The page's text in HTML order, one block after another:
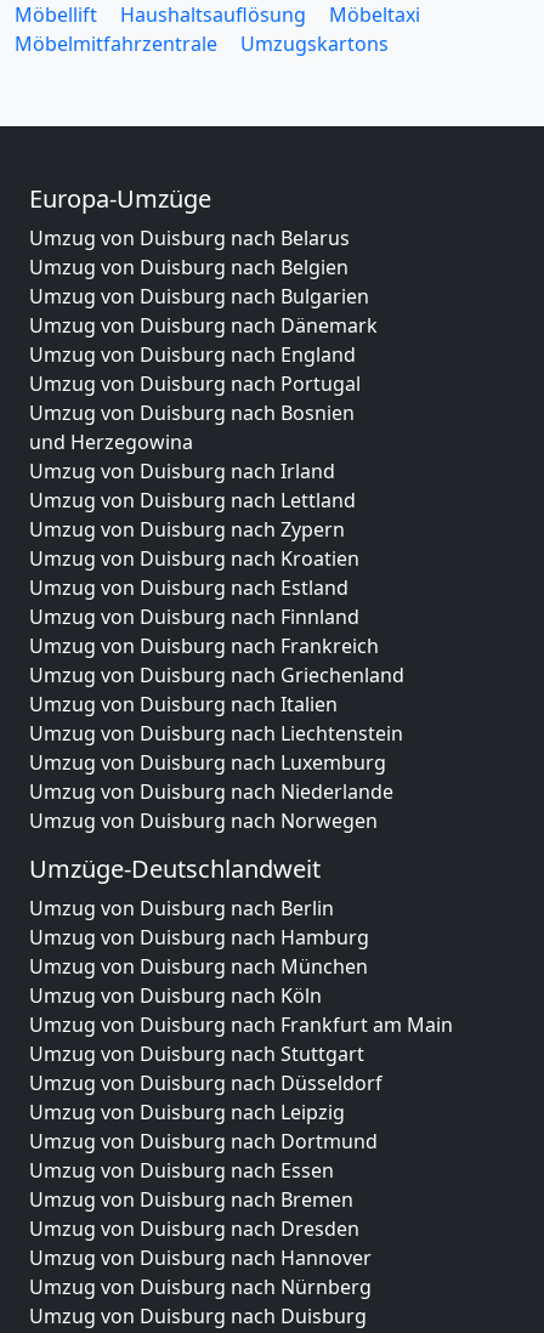
Möbellift
Haushaltsauflösung
Möbeltaxi
Möbelmitfahrzentrale
Umzugskartons
Europa-Umzüge
Umzug von Duisburg nach Belarus
Umzug von Duisburg nach Belgien
Umzug von Duisburg nach Bulgarien
Umzug von Duisburg nach Dänemark
Umzug von Duisburg nach England
Umzug von Duisburg nach Portugal
Umzug von Duisburg nach Bosnien
und Herzegowina
Umzug von Duisburg nach Irland
Umzug von Duisburg nach Lettland
Umzug von Duisburg nach Zypern
Umzug von Duisburg nach Kroatien
Umzug von Duisburg nach Estland
Umzug von Duisburg nach Finnland
Umzug von Duisburg nach Frankreich
Umzug von Duisburg nach Griechenland
Umzug von Duisburg nach Italien
Umzug von Duisburg nach Liechtenstein
Umzug von Duisburg nach Luxemburg
Umzug von Duisburg nach Niederlande
Umzug von Duisburg nach Norwegen
Umzüge-Deutschlandweit
Umzug von Duisburg nach Berlin
Umzug von Duisburg nach Hamburg
Umzug von Duisburg nach München
Umzug von Duisburg nach Köln
Umzug von Duisburg nach Frankfurt am Main
Umzug von Duisburg nach Stuttgart
Umzug von Duisburg nach Düsseldorf
Umzug von Duisburg nach Leipzig
Umzug von Duisburg nach Dortmund
Umzug von Duisburg nach Essen
Umzug von Duisburg nach Bremen
Umzug von Duisburg nach Dresden
Umzug von Duisburg nach Hannover
Umzug von Duisburg nach Nürnberg
Umzug von Duisburg nach Duisburg